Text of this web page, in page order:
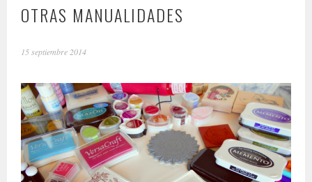
OTRAS MANUALIDADES
15 septiembre 2014